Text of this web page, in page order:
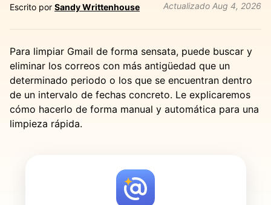
Escrito por Sandy Writtenhouse Actualizado Aug 4, 2026
Para limpiar Gmail de forma sensata, puede buscar y
eliminar los correos con más antigüedad que un
determinado periodo o los que se encuentran dentro
de un intervalo de fechas concreto. Le explicaremos
cómo hacerlo de forma manual y automática para una
limpieza rápida.